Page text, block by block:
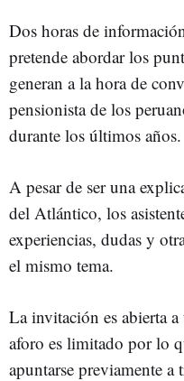
Dos horas de
pretende abordar los
generan a la hora de
pensionista de los
durante los últimos años.
A pesar de ser una
del Atlántico, los
experiencias, dudas y
el mismo tema.
La invitación es abierta
aforo es limitado por lo
apuntarse previamente a